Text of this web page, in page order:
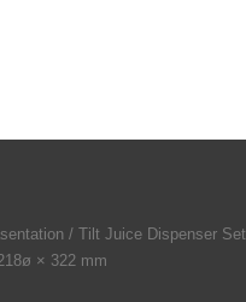
/ Tilt Juice Dispenser Set
× 322 mm